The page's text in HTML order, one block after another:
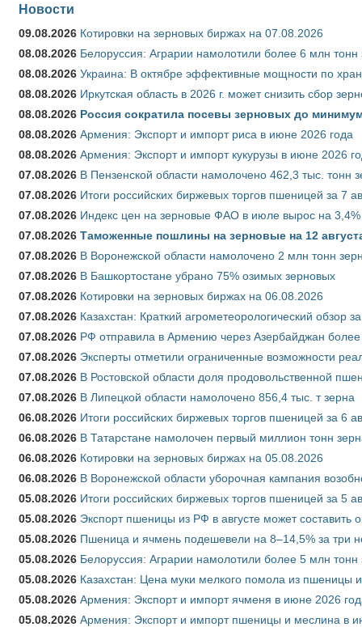
Новости
09.08.2026 Котировки на зерновых биржах на 07.08.2026
08.08.2026 Белоруссия: Аграрии намолотили более 6 млн тонн
08.08.2026 Украина: В октябре эффективные мощности по
08.08.2026 Иркутская область в 2026 г. может снизить сбор
08.08.2026 Россия сократила посевы зерновых до
08.08.2026 Армения: Экспорт и импорт риса в июне 2026 года
08.08.2026 Армения: Экспорт и импорт кукурузы в июне 2026
07.08.2026 В Пензенской области намолочено 462,3 тыс. тонн
07.08.2026 Итоги российских биржевых торгов пшеницей за 7
07.08.2026 Индекс цен на зерновые ФАО в июле вырос на 3,4%
07.08.2026 Таможенные пошлины на зерновые на 12
07.08.2026 В Воронежской области намолочено 2 млн тонн
07.08.2026 В Башкортостане убрано 75% озимых зерновых
07.08.2026 Котировки на зерновых биржах на 06.08.2026
07.08.2026 Казахстан: Краткий агрометеорологический обзор
07.08.2026 РФ отправила в Армению через Азербайджан более
07.08.2026 Эксперты отметили ограниченные возможности
07.08.2026 В Ростовской области доля продовольственной
07.08.2026 В Липецкой области намолочено 856,4 тыс. т зерна
06.08.2026 Итоги российских биржевых торгов пшеницей за 6
06.08.2026 В Татарстане намолочен первый миллион тонн
06.08.2026 Котировки на зерновых биржах на 05.08.2026
06.08.2026 В Воронежской области уборочная кампания
05.08.2026 Итоги российских биржевых торгов пшеницей за 5
05.08.2026 Экспорт пшеницы из РФ в августе может составить
05.08.2026 Пшеница и ячмень подешевели на 8–14,5% за три
05.08.2026 Белоруссия: Аграрии намолотили более 5 млн тонн
05.08.2026 Казахстан: Цена муки мелкого помола из пшеницы
05.08.2026 Армения: Экспорт и импорт ячменя в июне 2026
05.08.2026 Армения: Экспорт и импорт пшеницы и меслина в